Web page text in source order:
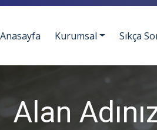
Anasayfa Kurumsal Sıkça
Alan